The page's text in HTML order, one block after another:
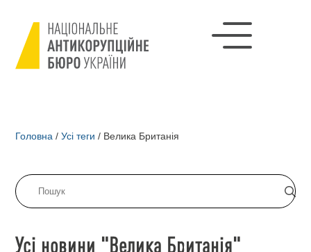
Головна / Усі теги / Велика Британія
Усі новини "Велика Британія"